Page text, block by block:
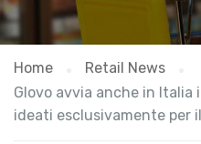
Home
Retail News
Glovo avvia anche in
ideati esclusivamente per